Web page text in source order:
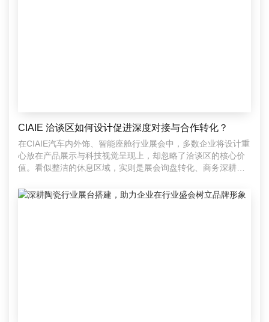
CIAIE 洽谈区如何设计促进深度对接与合作转化？
在CIAIE汽车内外饰、智能座舱行业展会中，多数企业将设计重
心放在产品展示与科技视觉呈现上，却忽略了洽谈区的核心价
值。看似整洁的休息区域，实则是展会询盘转化、商务深耕、